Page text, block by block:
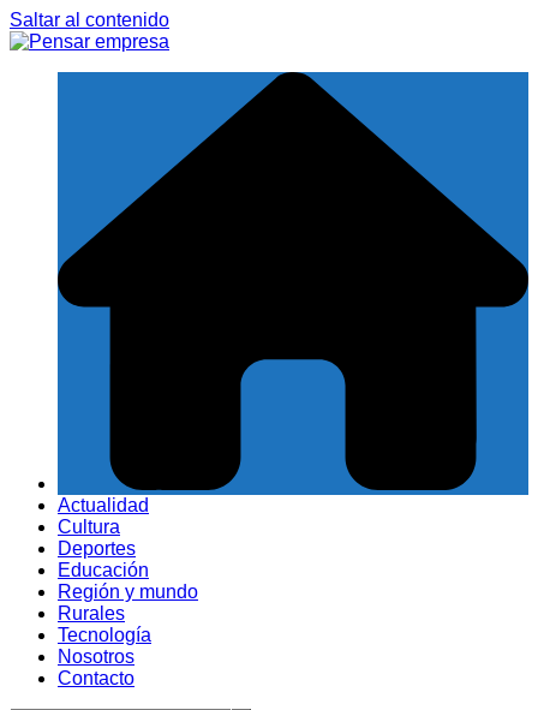
Saltar al contenido
Actualidad
Cultura
Deportes
Educación
Región y mundo
Rurales
Tecnología
Nosotros
Contacto